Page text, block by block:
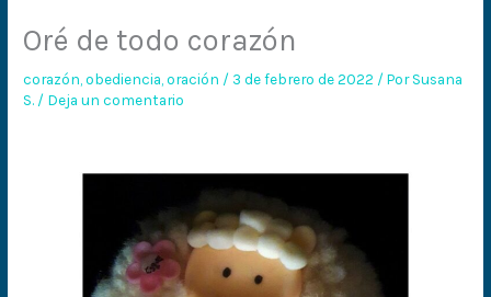
Oré de todo corazón
corazón,obediencia,oración / 3 de febrero de 2022 / PorSusana
S. / Deja un comentario